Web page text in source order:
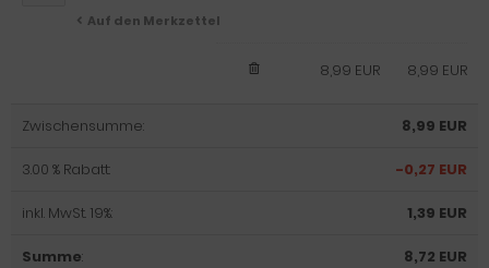
Auf den Merkzettel
8,99 EUR
8,99 EUR
Zwischensumme: 8,99 EUR
3.00 % Rabatt: -0,27 EUR
inkl. MwSt. 19%: 1,39 EUR
Summe:
8,72 EUR